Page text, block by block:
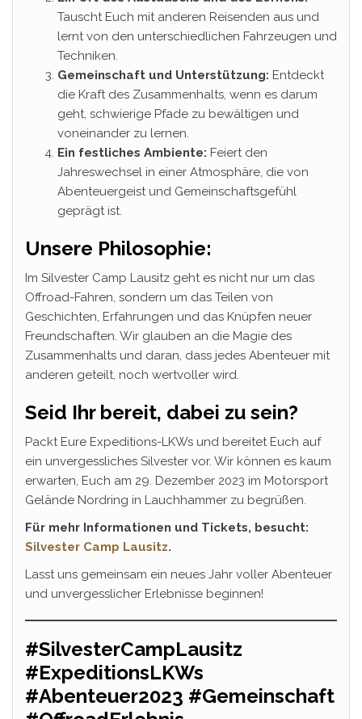
Tauscht Euch mit anderen Reisenden aus und
lernt von den unterschiedlichen Fahrzeugen und
Techniken.
Gemeinschaft und Unterstützung: Entdeckt
die Kraft des Zusammenhalts, wenn es darum
geht, schwierige Pfade zu bewältigen und
voneinander zu lernen.
Ein festliches Ambiente: Feiert den
Jahreswechsel in einer Atmosphäre, die von
Abenteuergeist und Gemeinschaftsgefühl
geprägt ist.
Unsere Philosophie:
Im Silvester Camp Lausitz geht es nicht nur um das
Offroad-Fahren, sondern um das Teilen von
Geschichten, Erfahrungen und das Knüpfen neuer
Freundschaften. Wir glauben an die Magie des
Zusammenhalts und daran, dass jedes Abenteuer mit
anderen geteilt, noch wertvoller wird.
Seid Ihr bereit, dabei zu sein?
Packt Eure Expeditions-LKWs und bereitet Euch auf
ein unvergessliches Silvester vor. Wir können es kaum
erwarten, Euch am 29. Dezember 2023 im Motorsport
Gelände Nordring in Lauchhammer zu begrüßen.
Für mehr Informationen und Tickets, besucht:
Silvester Camp Lausitz.
Lasst uns gemeinsam ein neues Jahr voller Abenteuer
und unvergesslicher Erlebnisse beginnen!
#SilvesterCampLausitz
#ExpeditionsLKWs
#Abenteuer2023 #Gemeinschaft